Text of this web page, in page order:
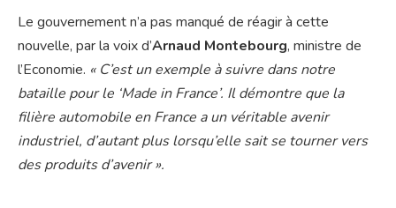
Le gouvernement n’a pas manqué de réagir à cette
nouvelle, par la voix d’Arnaud Montebourg, ministre de
l’Economie. « C’est un exemple à suivre dans notre
bataille pour le ‘Made in France’. Il démontre que la
filière automobile en France a un véritable avenir
industriel, d’autant plus lorsqu’elle sait se tourner vers
des produits d’avenir ».